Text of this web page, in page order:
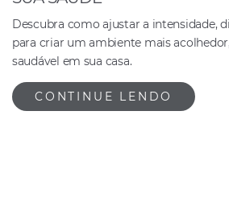
Descubra como ajustar a intensidade,
para criar um ambiente mais
saudável em sua casa.
CONTINUE LENDO